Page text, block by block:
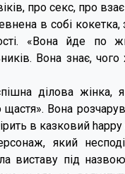
про секс, про
в собі
«Вона йде по
Вона знає,
ділова жінка,
щастя». Вона
в казковий
який
виставу під